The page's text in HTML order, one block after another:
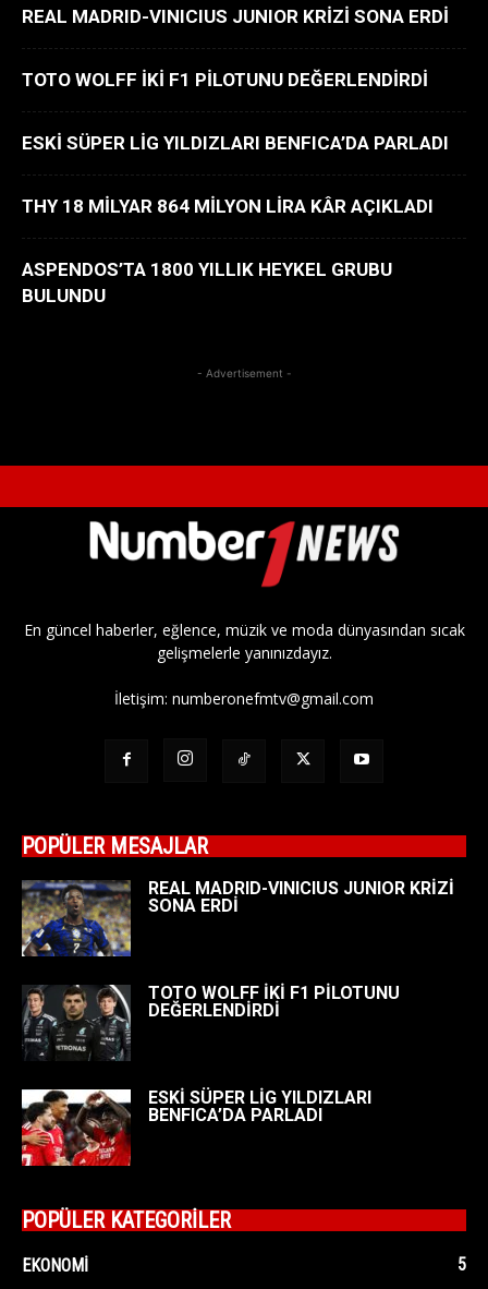
REAL MADRID-VINICIUS JUNIOR KRİZİ SONA ERDİ
TOTO WOLFF İKİ F1 PİLOTUNU DEĞERLENDİRDİ
ESKİ SÜPER LİG YILDIZLARI BENFICA’DA PARLADI
THY 18 MİLYAR 864 MİLYON LİRA KÂR AÇIKLADI
ASPENDOS’TA 1800 YILLIK HEYKEL GRUBU
BULUNDU
- Advertisement -
En güncel haberler, eğlence, müzik ve moda dünyasından sıcak
gelişmelerle yanınızdayız.
İletişim: numberonefmtv@gmail.com
POPÜLER MESAJLAR
REAL MADRID-VINICIUS JUNIOR KRİZİ
SONA ERDİ
TOTO WOLFF İKİ F1 PİLOTUNU
DEĞERLENDİRDİ
ESKİ SÜPER LİG YILDIZLARI
BENFICA’DA PARLADI
POPÜLER KATEGORİLER
EKONOMI
5